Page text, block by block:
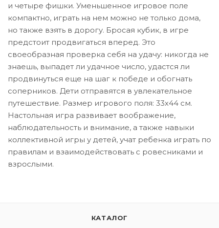
и четыре фишки. Уменьшенное игровое поле
компактно, играть на нем можно не только дома,
но также взять в дорогу. Бросая кубик, в игре
предстоит продвигаться вперед. Это
своеобразная проверка себя на удачу: никогда не
знаешь, выпадет ли удачное число, удастся ли
продвинуться еще на шаг к победе и обогнать
соперников. Дети отправятся в увлекательное
путешествие. Размер игрового поля: 33х44 см.
Настольная игра развивает воображение,
наблюдательность и внимание, а также навыки
коллективной игры у детей, учат ребенка играть по
правилам и взаимодействовать с ровесниками и
взрослыми.
КАТАЛОГ